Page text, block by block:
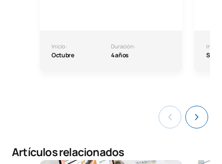
Inicio:
Octubre
Duración:
4 años
Inicio:
Artículos relacionados